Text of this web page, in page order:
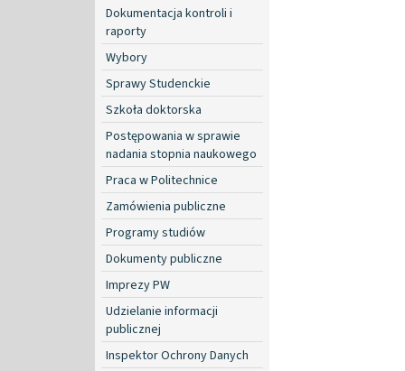
Dokumentacja kontroli i
raporty
Wybory
Sprawy Studenckie
Szkoła doktorska
Postępowania w sprawie
nadania stopnia naukowego
Praca w Politechnice
Zamówienia publiczne
Programy studiów
Dokumenty publiczne
Imprezy PW
Udzielanie informacji
publicznej
Inspektor Ochrony Danych